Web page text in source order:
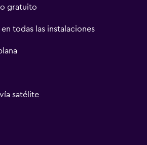
gratuito
todas las instalaciones
satélite